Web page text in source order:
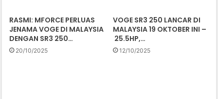
RASMI: MFORCE PERLUAS
JENAMA VOGE DI MALAYSIA
DENGAN SR3 250…
20/10/2025
VOGE SR3 250 LANCAR DI
MALAYSIA 19 OKTOBER INI –
25.5HP,…
12/10/2025